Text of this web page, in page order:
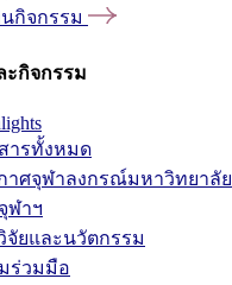
กิจกรรม
ะกิจกรรม
ารทั้งหมด
าศจุฬาลงกรณ์มหาวิทยาลัย
ฬาฯ
จัยและนวัตกรรม
ร่วมมือ